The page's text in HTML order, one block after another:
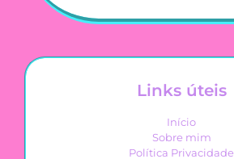
Links úteis
Início
Sobre mim
Política Privacidade